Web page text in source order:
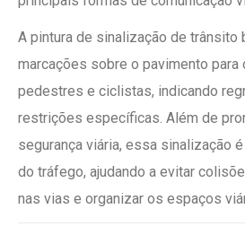
A pintura de sinalização de
marcações sobre o pavimento para
pedestres e ciclistas, indicando
restrições específicas. Além de
segurança viária, essa sinalização
do tráfego, ajudando a evitar
nas vias e organizar os espaços